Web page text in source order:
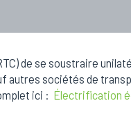
de se soustraire
sociétés de
ici : Électrification